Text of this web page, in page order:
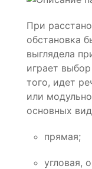
При
обстановка
выглядела
играет
того, идет
или
основных
прямая;
угловая,